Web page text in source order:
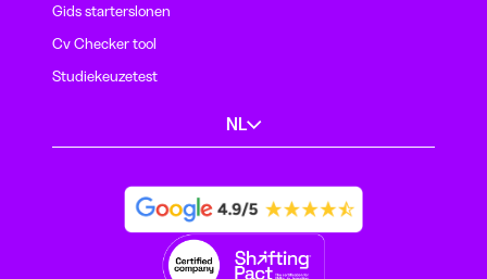
Gids starterslonen
Cv Checker tool
Studiekeuzetest
NL